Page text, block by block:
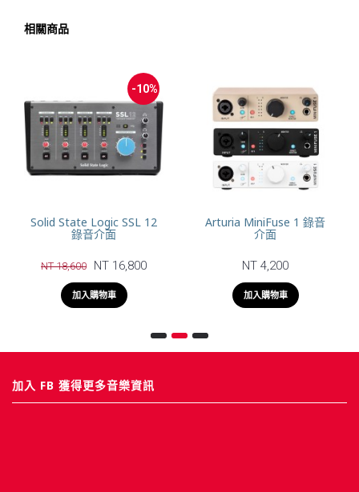
相關商品
-10%
Solid State Logic SSL 12
錄音介面
NT 18,600 NT 16,800
加入購物車
Arturia MiniFuse 1 錄音
介面
NT 4,200
加入購物車
加入 FB 獲得更多音樂資訊